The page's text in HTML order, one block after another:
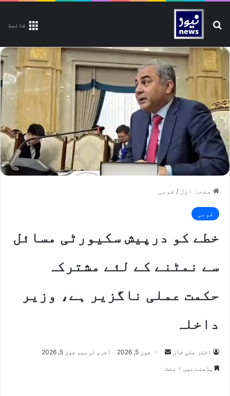
قائمة تلاش کیجیے
صفحۂ اوّل / قومی
قومی
خطے کو درپیش سکیورٹی مسائل
سے نمٹنے کے لئے مشترکہ
حکمت عملی ناگزیر ہے، وزیر
داخلہ
اختر علی خان
Send جون 5, 2026 آخری ترمیم جون 5, 2026
پڑھنے میں ۱ منٹ